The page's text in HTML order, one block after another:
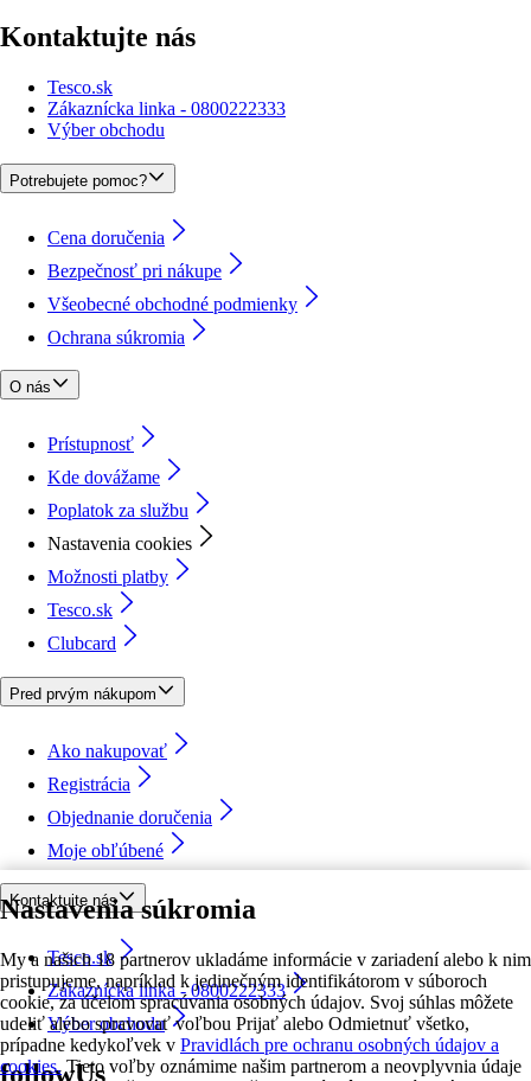
Nastavenia súkromia
My a našich 18 partnerov ukladáme informácie v zariadení alebo k nim
pristupujeme, napríklad k jedinečným identifikátorom v súboroch
cookie, za účelom spracúvania osobných údajov. Svoj súhlas môžete
udeliť alebo spravovať voľbou Prijať alebo Odmietnuť všetko,
prípadne kedykoľvek v Pravidlách pre ochranu osobných údajov a
cookies. Tieto voľby oznámime našim partnerom a neovplyvnia údaje
Kontaktujte nás
Tesco.sk
Zákaznícka linka - 0800222333
Výber obchodu
Potrebujete pomoc?
Cena doručenia
Bezpečnosť pri nákupe
Všeobecné obchodné podmienky
Ochrana súkromia
O nás
Prístupnosť
Kde dovážame
Poplatok za službu
Nastavenia cookies
Možnosti platby
Tesco.sk
Clubcard
Pred prvým nákupom
Ako nakupovať
Registrácia
Objednanie doručenia
Moje obľúbené
Kontaktujte nás
Tesco.sk
Zákaznícka linka - 0800222333
Výber obchodu
followUs